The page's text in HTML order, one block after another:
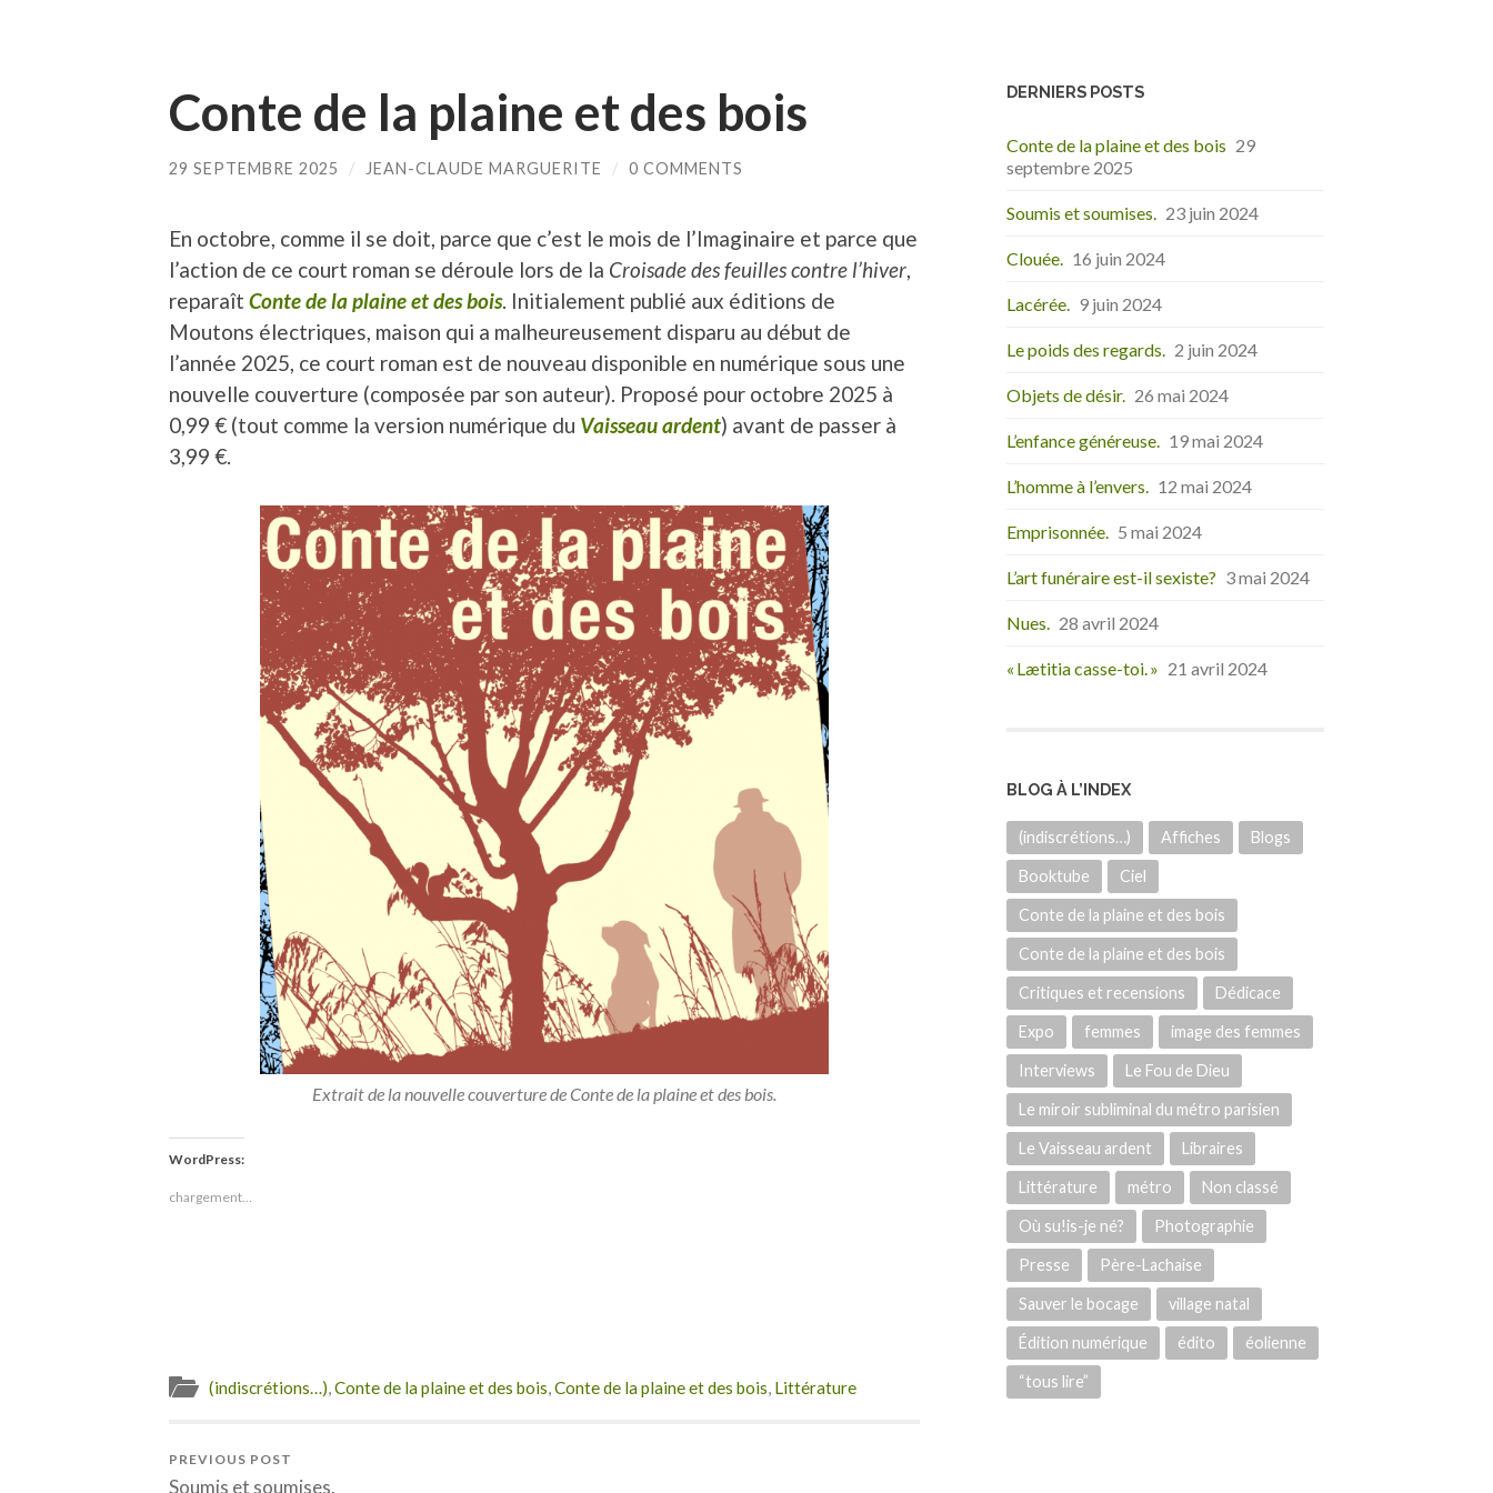
Conte de la plaine et des bois
29 SEPTEMBRE 2025 / JEAN-CLAUDE MARGUERITE / 0 COMMENTS
En octobre, comme il se doit, parce que c’est le mois de l’Imaginaire et parce que
l’action de ce court roman se déroule lors de la Croisade des feuilles contre l’hiver
reparaît Conte de la plaine et des bois. Initialement publié aux éditions de
Moutons électriques, maison qui a malheureusement disparu au début de
l’année 2025, ce court roman est de nouveau disponible en numérique sous une
nouvelle couverture (composée par son auteur). Proposé pour octobre 2025 à
0,99 € (tout comme la version numérique du Vaisseau ardent) avant de passer à
3,99 €.
Extrait de la nouvelle couverture de Conte de la plaine et des bois.
WordPress:
chargement…
(indiscrétions…),Conte de la plaine et des bois,Conte de la plaine et des bois, Littérature
PREVIOUS POST
Soumis et soumises.
DERNIERS POSTS
Conte de la plaine et des bois 29
septembre 2025
Soumis et soumises. 23 juin 2024
Clouée. 16 juin 2024
Lacérée. 9 juin 2024
Le poids des regards. 2 juin 2024
Objets de désir. 26 mai 2024
L’enfance généreuse. 19 mai 2024
L’homme à l’envers. 12 mai 2024
Emprisonnée. 5 mai 2024
L’art funéraire est-il sexiste? 3 mai 2024
Nues. 28 avril 2024
« Lætitia casse-toi. » 21 avril 2024
BLOG À L’INDEX
(indiscrétions…) Affiches Blogs
Booktube Ciel
Conte de la plaine et des bois
Conte de la plaine et des bois
Critiques et recensions Dédicace
Expo femmes image des femmes
Interviews Le Fou de Dieu
Le miroir subliminal du métro parisien
Le Vaisseau ardent Libraires
Littérature métro Non classé
Où su!is-je né? Photographie
Presse Père-Lachaise
Sauver le bocage village natal
Édition numérique édito éolienne
“tous lire”